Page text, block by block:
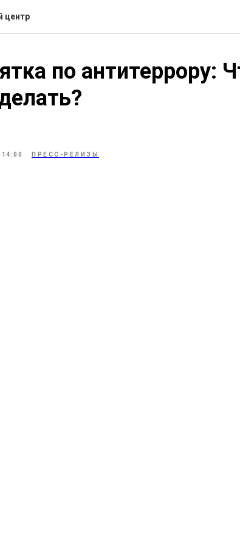
центр
по антитеррору:
ПРЕСС-РЕЛИЗЫ